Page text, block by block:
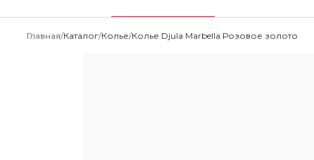
Главная Каталог Колье Колье Djula Marbella Розовое золото